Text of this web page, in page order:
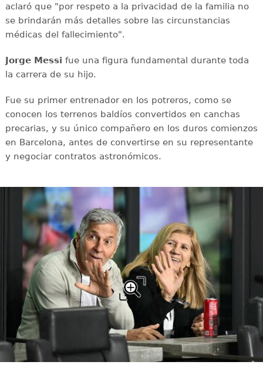
aclaró que "por respeto a la privacidad de la familia no
se brindarán más detalles sobre las circunstancias
médicas del fallecimiento".
Jorge Messi fue una figura fundamental durante toda
la carrera de su hijo.
Fue su primer entrenador en los potreros, como se
conocen los terrenos baldíos convertidos en canchas
precarias, y su único compañero en los duros comienzos
en Barcelona, antes de convertirse en su representante
y negociar contratos astronómicos.